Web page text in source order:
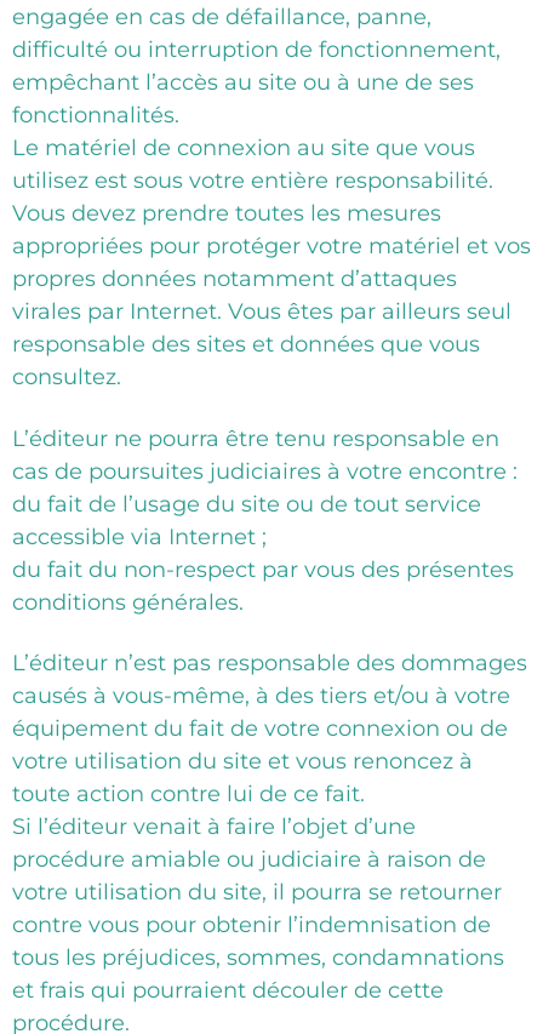
engagée en cas de défaillance, panne,
difficulté ou interruption de fonctionnement,
empêchant l’accès au site ou à une de ses
fonctionnalités.
Le matériel de connexion au site que vous
utilisez est sous votre entière responsabilité.
Vous devez prendre toutes les mesures
appropriées pour protéger votre matériel et vos
propres données notamment d’attaques
virales par Internet. Vous êtes par ailleurs seul
responsable des sites et données que vous
consultez.
L’éditeur ne pourra être tenu responsable en
cas de poursuites judiciaires à votre encontre :
du fait de l’usage du site ou de tout service
accessible via Internet ;
du fait du non-respect par vous des présentes
conditions générales.
L’éditeur n’est pas responsable des dommages
causés à vous-même, à des tiers et/ou à votre
équipement du fait de votre connexion ou de
votre utilisation du site et vous renoncez à
toute action contre lui de ce fait.
Si l’éditeur venait à faire l’objet d’une
procédure amiable ou judiciaire à raison de
votre utilisation du site, il pourra se retourner
contre vous pour obtenir l’indemnisation de
tous les préjudices, sommes, condamnations
et frais qui pourraient découler de cette
procédure.